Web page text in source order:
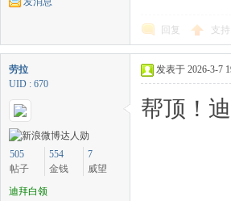
回复 支持
劳拉
UID : 670
505
帖子
554
金钱
7
威望
迪拜白领
发表于 2026-3-7
帮顶！